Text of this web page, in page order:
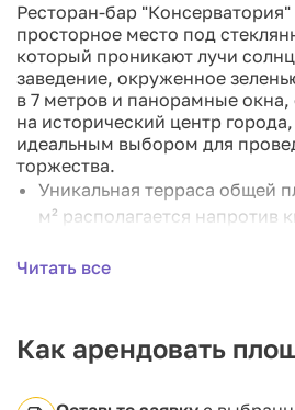
Ресторан-бар
просторное место под
который проникают лучи
заведение, окруженное
в 7 метров и панорамные
на исторический центр
идеальным выбором для
торжества.
Уникальная терраса общей
м² располагается напротив
архитектурную перспективу
на Спасскую башню и
Красной площади.
Читать все
Как арендовать